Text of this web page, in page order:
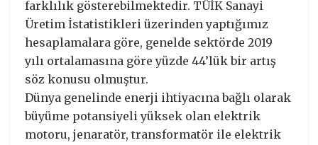
farklılık gösterebilmektedir. TÜİK Sanayi
Üretim İstatistikleri üzerinden yaptığımız
hesaplamalara göre, genelde sektörde 2019
yılı ortalamasına göre yüzde 44’lük bir artış
söz konusu olmuştur.
Dünya genelinde enerji ihtiyacına bağlı olarak
büyüme potansiyeli yüksek olan elektrik
motoru, jenaratör, transformatör ile elektrik